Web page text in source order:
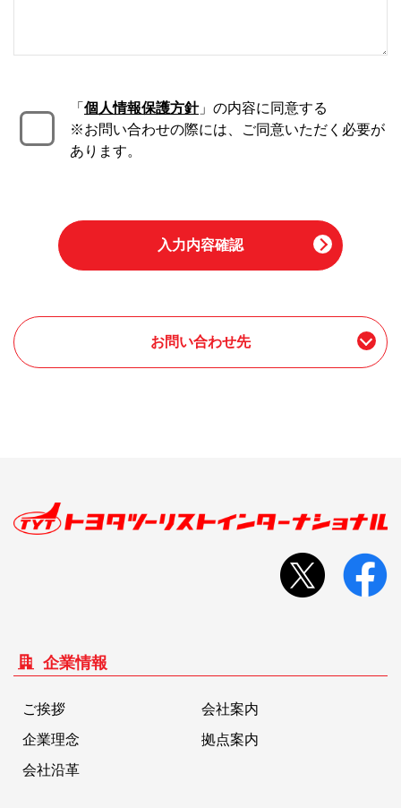
「 個人情報保護方針」の内容に同意する
※お問い合わせの際には、ご同意いただく必要が
あります。
入力内容確認
お問い合わせ先
企業情報
ご挨拶
会社案内
企業理念
拠点案内
会社沿革